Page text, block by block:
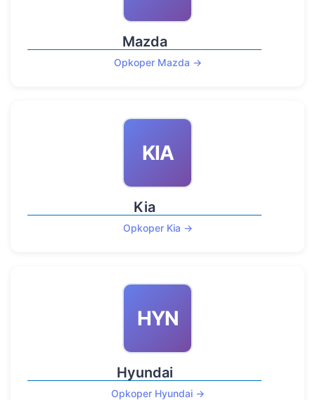
Mazda
Opkoper Mazda →
KIA
Kia
Opkoper Kia →
HYN
Hyundai
Opkoper Hyundai →